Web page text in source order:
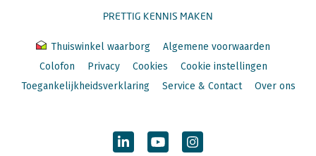
PRETTIG KENNIS MAKEN
Thuiswinkel waarborg
Algemene voorwaarden
Colofon
Privacy Cookies
Cookie instellingen
Toegankelijkheidsverklaring
Service & Contact Over ons